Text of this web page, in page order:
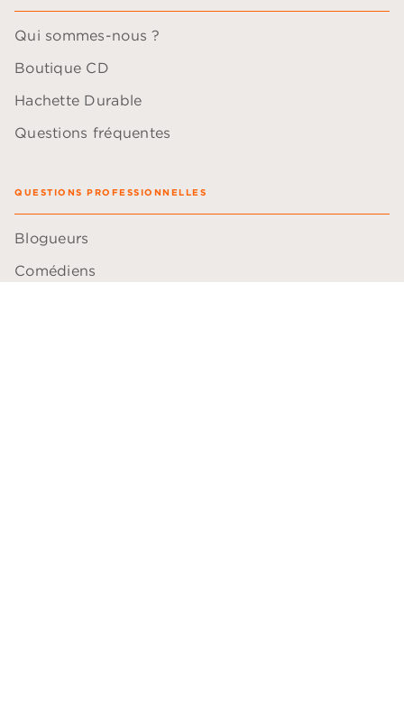
Qui sommes-nous ?
Boutique CD
Hachette Durable
Questions fréquentes
QUESTIONS PROFESSIONNELLES
Blogueurs
Comédiens